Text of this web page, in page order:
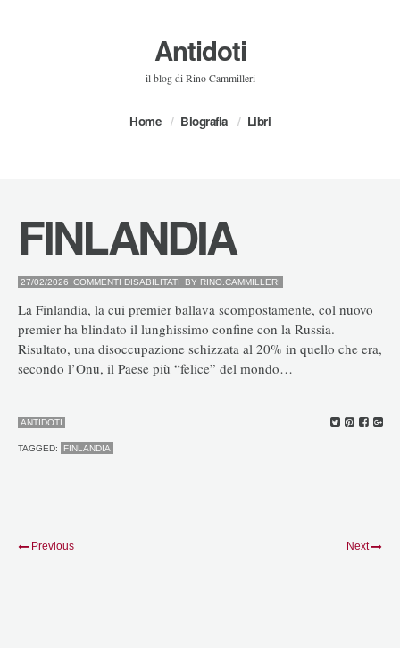
Antidoti
il blog di Rino Cammilleri
Home Biografia Libri
FINLANDIA
27/02/2026 COMMENTI DISABILITATI SU
BY RINO.CAMMILLERI
La Finlandia, la cui premier ballava scompostamente, col nuovo
premier ha blindato il lunghissimo confine con la Russia.
Risultato, una disoccupazione schizzata al 20% in quello che era,
secondo l’Onu, il Paese più “felice” del mondo…
ANTIDOTI
TAGGED: FINLANDIA
Previous Next